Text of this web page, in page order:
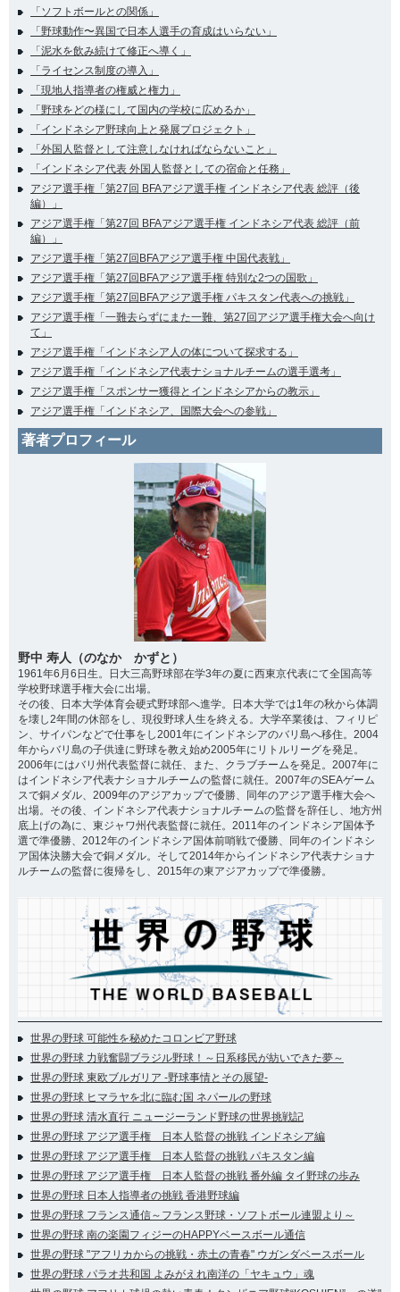
「ソフトボールとの関係」
「野球動作〜異国で日本人選手の育成はいらない」
「泥水を飲み続けて修正へ導く」
「ライセンス制度の導入」
「現地人指導者の権威と権力」
「野球をどの様にして国内の学校に広めるか」
「インドネシア野球向上と発展プロジェクト」
「外国人監督として注意しなければならないこと」
「インドネシア代表 外国人監督としての宿命と任務」
アジア選手権「第27回 BFAアジア選手権 インドネシア代表 総評（後
編）」
アジア選手権「第27回 BFAアジア選手権 インドネシア代表 総評（前
編）」
アジア選手権「第27回BFAアジア選手権 中国代表戦」
アジア選手権「第27回BFAアジア選手権 特別な2つの国歌」
アジア選手権「第27回BFAアジア選手権 パキスタン代表への挑戦」
アジア選手権「一難去らずにまた一難、第27回アジア選手権大会へ向け
て」
アジア選手権「インドネシア人の体について探求する」
アジア選手権「インドネシア代表ナショナルチームの選手選考」
アジア選手権「スポンサー獲得とインドネシアからの教示」
アジア選手権「インドネシア、国際大会への参戦」
著者プロフィール
野中 寿人（のなか かずと）
1961年6月6日生。日大三高野球部在学3年の夏に西東京代表にて全国高等
学校野球選手権大会に出場。
その後、日本大学体育会硬式野球部へ進学。日本大学では1年の秋から体調
を壊し2年間の休部をし、現役野球人生を終える。大学卒業後は、フィリピ
ン、サイパンなどで仕事をし2001年にインドネシアのバリ島へ移住。2004
年からバリ島の子供達に野球を教え始め2005年にリトルリーグを発足。
2006年にはバリ州代表監督に就任、また、クラブチームを発足。2007年に
はインドネシア代表ナショナルチームの監督に就任。2007年のSEAゲーム
スで銅メダル、2009年のアジアカップで優勝、同年のアジア選手権大会へ
出場。その後、インドネシア代表ナショナルチームの監督を辞任し、地方州
底上げの為に、東ジャワ州代表監督に就任。2011年のインドネシア国体予
選で準優勝、2012年のインドネシア国体前哨戦で優勝、同年のインドネシ
ア国体決勝大会で銅メダル。そして2014年からインドネシア代表ナショナ
ルチームの監督に復帰をし、2015年の東アジアカップで準優勝。
世界の野球 可能性を秘めたコロンビア野球
世界の野球 力戦奮闘ブラジル野球！～日系移民が紡いできた夢～
世界の野球 東欧ブルガリア -野球事情とその展望-
世界の野球 ヒマラヤを北に臨む国 ネパールの野球
世界の野球 清水直行 ニュージーランド野球の世界挑戦記
世界の野球 アジア選手権 日本人監督の挑戦 インドネシア編
世界の野球 アジア選手権 日本人監督の挑戦 パキスタン編
世界の野球 アジア選手権 日本人監督の挑戦 番外編 タイ野球の歩み
世界の野球 日本人指導者の挑戦 香港野球編
世界の野球 フランス通信～フランス野球・ソフトボール連盟より～
世界の野球 南の楽園フィジーのHAPPYベースボール通信
世界の野球 "アフリカからの挑戦・赤土の青春" ウガンダベースボール
世界の野球 パラオ共和国 よみがえれ南洋の「ヤキュウ」魂